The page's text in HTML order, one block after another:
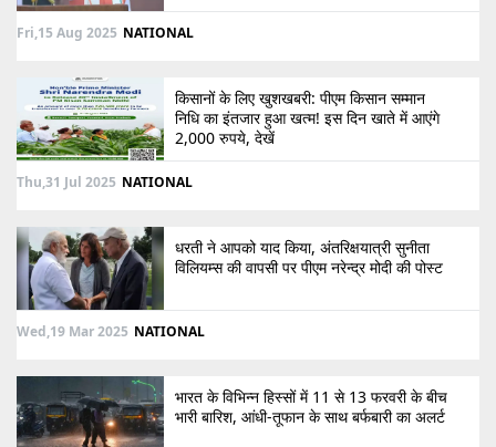
Fri,15 Aug 2025 NATIONAL
किसानों के लिए खुशखबरी: पीएम किसान सम्मान
निधि का इंतजार हुआ खत्म! इस दिन खाते में आएंगे
2,000 रुपये, देखें
Thu,31 Jul 2025 NATIONAL
धरती ने आपको याद किया, अंतरिक्षयात्री सुनीता
विलियम्स की वापसी पर पीएम नरेन्द्र मोदी की पोस्ट
Wed,19 Mar 2025 NATIONAL
भारत के विभिन्न हिस्सों में 11 से 13 फरवरी के बीच
भारी बारिश, आंधी-तूफान के साथ बर्फबारी का अलर्ट